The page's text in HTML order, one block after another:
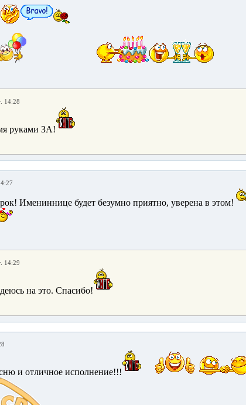
14:28
руками ЗА!
Имениннице будет безумно приятно, уверена в этом!
14:29
на это. Спасибо!
и отличное исполнение!!!